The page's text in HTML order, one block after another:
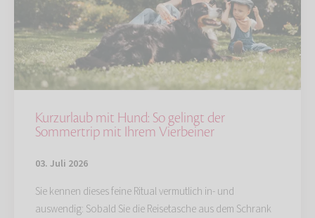
Kurzurlaub mit Hund: So gelingt der
Sommertrip mit Ihrem Vierbeiner
03. Juli 2026
Sie kennen dieses feine Ritual vermutlich in- und
auswendig: Sobald Sie die Reisetasche aus dem Schrank